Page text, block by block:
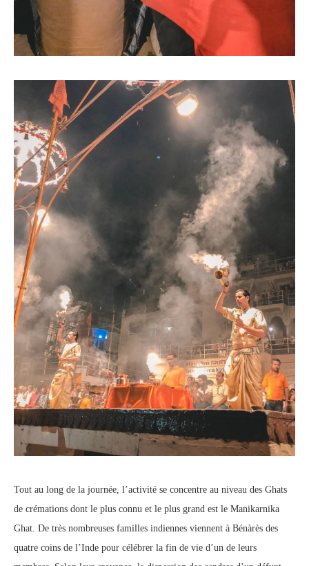
Tout au long de la journée, l’activité se concentre au niveau des Ghats
de crémations dont le plus connu et le plus grand est le Manikarnika
Ghat. De très nombreuses familles indiennes viennent à Bénàrès des
quatre coins de l’Inde pour célébrer la fin de vie d’un de leurs